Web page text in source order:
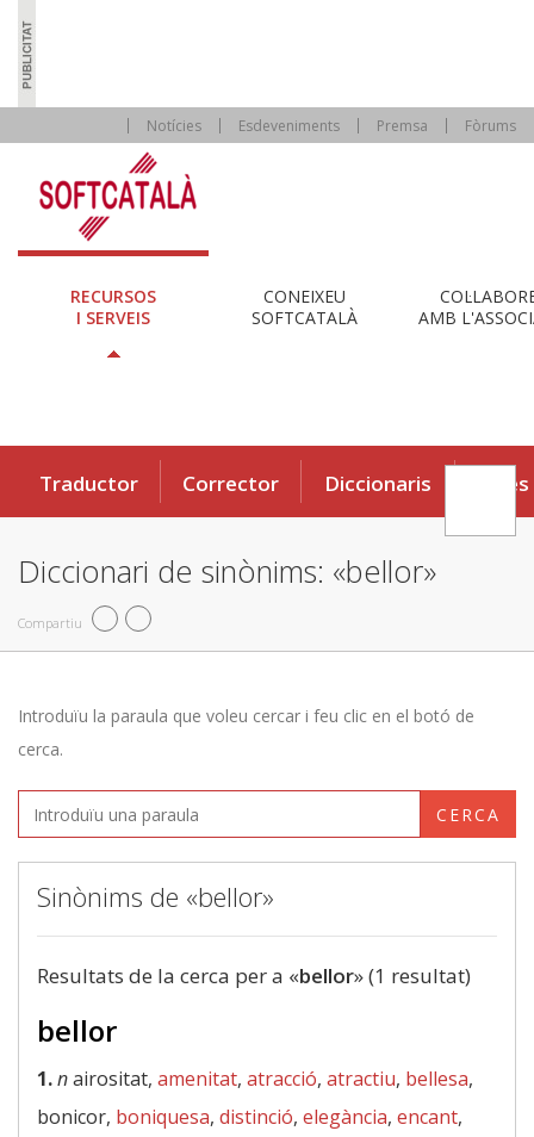
Notícies Esdeveniments Premsa Fòrums
RECURSOS
I SERVEIS
CONEIXEU
SOFTCATALÀ
AMB
Traductor Corrector Diccionaris Eines
Diccionari de sinònims: «bellor»
Compartiu
Introduïu la paraula que voleu cercar i feu clic en el botó de
cerca.
CERCA
Sinònims de «bellor»
Resultats de la cerca per a «bellor» (1 resultat)
bellor
1.nairositat, amenitat, atracció, atractiu, bellesa,
bonicor, boniquesa, distinció, elegància, encant,